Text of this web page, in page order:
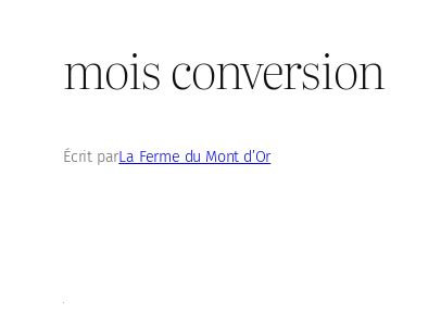
mois conversion
Écrit parLa Ferme du Mont d’Or